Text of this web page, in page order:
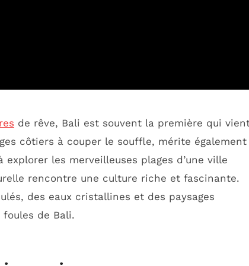
de rêve, Bali est souvent la première qui
côtiers à couper le souffle, mérite également
les merveilleuses plages d’une ville
rencontre une culture riche et fascinante.
des eaux cristallines et des paysages
de Bali.